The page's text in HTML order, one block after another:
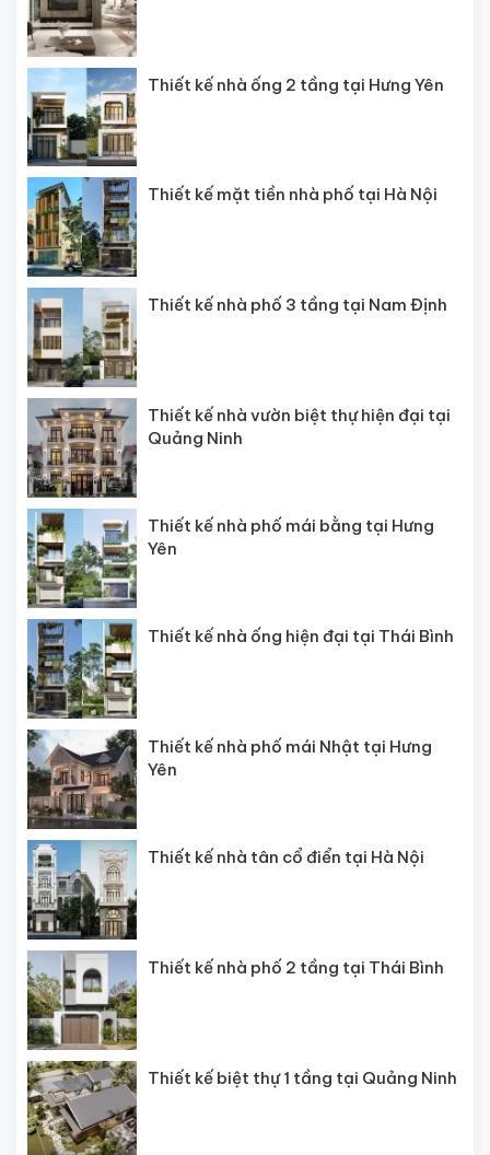
Thiết kế nhà ống 2 tầng tại Hưng Yên
Thiết kế mặt tiền nhà phố tại Hà Nội
Thiết kế nhà phố 3 tầng tại Nam Định
Thiết kế nhà vườn biệt thự hiện đại tại
Quảng Ninh
Thiết kế nhà phố mái bằng tại Hưng
Yên
Thiết kế nhà ống hiện đại tại Thái Bình
Thiết kế nhà phố mái Nhật tại Hưng
Yên
Thiết kế nhà tân cổ điển tại Hà Nội
Thiết kế nhà phố 2 tầng tại Thái Bình
Thiết kế biệt thự 1 tầng tại Quảng Ninh